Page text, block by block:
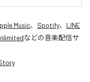
Music、 Spotify、 LINE
などの音楽配信サ